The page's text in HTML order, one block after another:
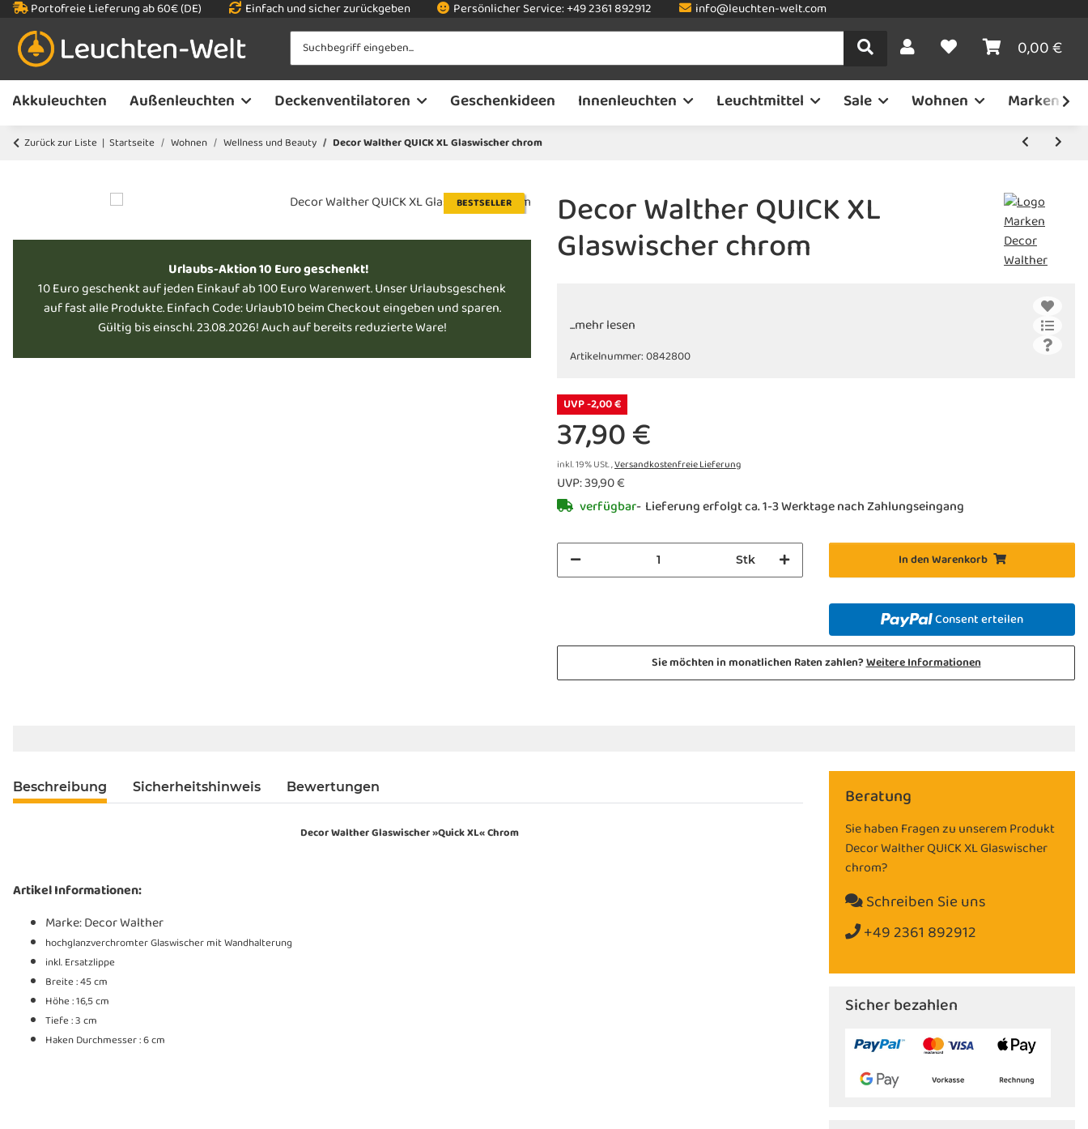
Portofreie Lieferung ab 60€ (DE) Einfach und sicher zurückgeben Persönlicher Service:+49 2361 892912 info@leuchten-welt.com
0,00 €
Akkuleuchten Außenleuchten Deckenventilatoren Geschenkideen Innenleuchten Leuchtmittel Sale Wohnen Marken
Zurück zur Liste Startseite Wohnen Wellness und Beauty Decor Walther QUICK XL Glaswischer chrom
BESTSELLER
Urlaubs-Aktion 10 Euro geschenkt!
10 Euro geschenkt auf jeden Einkauf ab 100 Euro Warenwert. Unser Urlaubsgeschenk
auf fast alle Produkte. Einfach Code: Urlaub10 beim Checkout eingeben und sparen.
Gültig bis einschl. 23.08.2026! Auch auf bereits reduzierte Ware!
Decor Walther QUICK XL
Glaswischer chrom
...mehr lesen
Artikelnummer:0842800
UVP -2,00 €
37,90 €
inkl. 19% USt. ,Versandkostenfreie Lieferung
UVP:39,90 €
verfügbar Lieferung erfolgt ca. 1-3 Werktage nach Zahlungseingang
Stk In den Warenkorb
Consent erteilen
Sie möchten in monatlichen Raten zahlen?Weitere Informationen
Beschreibung Sicherheitshinweis Bewertungen
Decor Walther Glaswischer »Quick XL« Chrom
Artikel Informationen:
Marke: Decor Walther
hochglanzverchromter Glaswischer mit Wandhalterung
inkl. Ersatzlippe
Breite : 45 cm
Höhe : 16,5 cm
Tiefe : 3 cm
Haken Durchmesser : 6 cm
Beratung
Sie haben Fragen zu unserem Produkt
Decor Walther QUICK XL Glaswischer
chrom?
Schreiben Sie uns
+49 2361 892912
Sicher bezahlen